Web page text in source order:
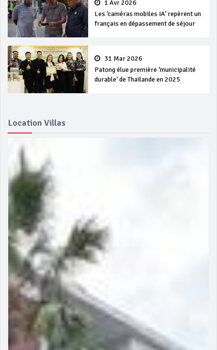
1 Avr 2026
Les ‘caméras mobiles IA’ repèrent un
français en dépassement de séjour
31 Mar 2026
Patong élue première ‘municipalité
durable’ de Thaïlande en 2025
Location Villas